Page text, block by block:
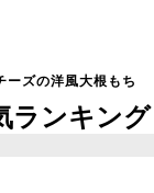
ーズの洋風大根もち
ランキング